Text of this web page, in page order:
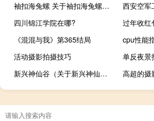
袖扣海兔螺 关于袖扣海兔螺的介绍
西安空军
四川锦江学院在哪?
过年收红
《混混与我》第365结局
活动摄影拍摄技巧
单反夜景
新兴神仙谷（关于新兴神仙谷的介绍）
高超的摄